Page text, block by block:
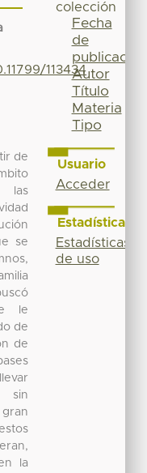
113434
de
las
se
le
de
de
sin
la
colección
Fecha
de
publicación
Autor
Título
Materia
Tipo
Usuario
Acceder
Estadísticas
Estadísticas
de uso